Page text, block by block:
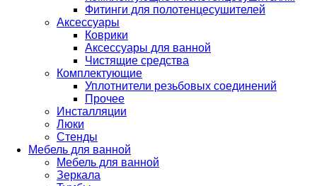
Фитинги для полотенцесушителей
Аксессуары
Коврики
Аксессуары для ванной
Чистящие средства
Комплектующие
Уплотнители резьбовых соединений
Прочее
Инсталляции
Люки
Стенды
Мебель для ванной
Мебель для ванной
Зеркала